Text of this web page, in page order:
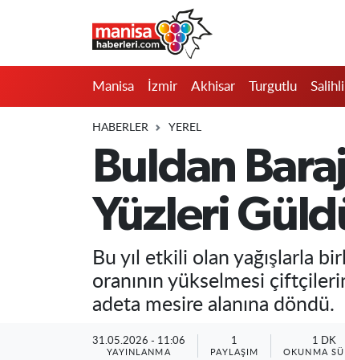
Manisa İzmir Akhisar Turgutlu Salihli
HABERLER YEREL
Buldan
Yüzleri
Bu yıl etkili olan yağışlarla
oranının yükselmesi
adeta mesire alanına döndü.
31.05.2026 - 11:06
YAYINLANMA
1
PAYLAŞIM
1 DK
OKUNMA
Saruhanlı
Resmi İlanlar
Manisa Nöbetçi Eczaneler
Manisa Trafik Yoğunluk Haritası
Süper Lig Puan Durumu ve Fikstür
Tüm Manşetler
Son Dakika Haberleri
Haber Arşivi